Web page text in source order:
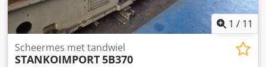
1 / 11
Scheermes met tandwiel
STANKOIMPORT5B370